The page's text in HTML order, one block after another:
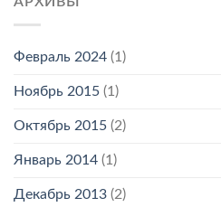
Февраль 2024 (1)
Ноябрь 2015 (1)
Октябрь 2015 (2)
Январь 2014 (1)
Декабрь 2013 (2)